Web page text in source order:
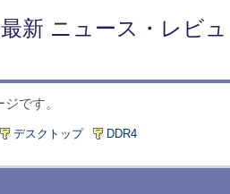
新 ニュース・レビュ
です。
デスクトップ DDR4